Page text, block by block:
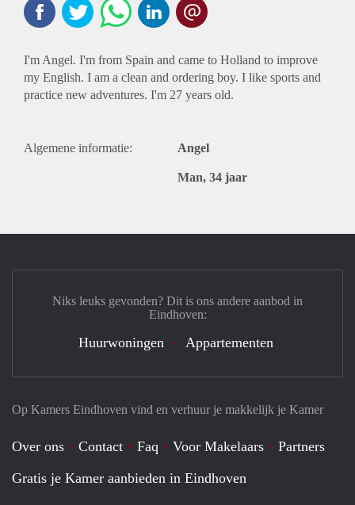
I'm Angel. I'm from Spain and came to Holland to improve
my English. I am a clean and ordering boy. I like sports and
practice new adventures. I'm 27 years old.
Algemene informatie: Angel
Man, 34 jaar
Op Kamers Eindhoven vind en verhuur je makkelijk je Kamer
Over ons Contact Faq Voor Makelaars
Partners
Gratis je Kamer aanbieden in Eindhoven
Niks leuks gevonden? Dit is ons andere aanbod in
Eindhoven:
Huurwoningen Appartementen